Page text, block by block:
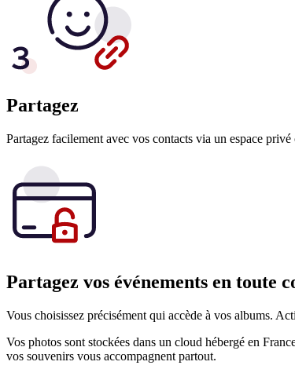
Partagez
Partagez facilement avec vos contacts via un espace
Partagez vos événements en toute
Vous choisissez précisément qui accède à vos albums.
Vos photos sont stockées dans un cloud hébergé en
vos souvenirs vous accompagnent partout.